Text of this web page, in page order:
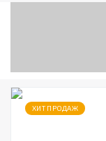
ХИТ ПРОДАЖ